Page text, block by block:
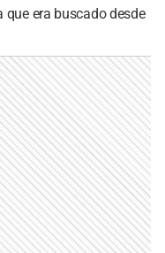
era buscado desde